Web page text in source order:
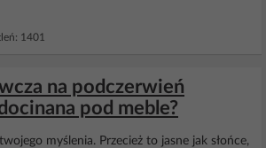
1401
na podczerwień
pod meble?
myślenia. Przecież to jasne jak słońce,